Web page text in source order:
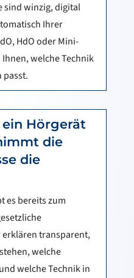
sind winzig, digital
Ihrer
HdO oder Mini-
welche Technik
passt.
Hörgerät
die
die
es bereits zum
erklären transparent,
welche
welche Technik in